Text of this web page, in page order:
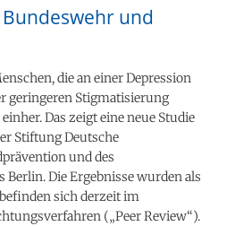
und
die an einer Depression
geringeren Stigmatisierung
Das zeigt eine neue Studie
Stiftung Deutsche
und des
Die Ergebnisse wurden als
sich derzeit im
(„Peer Review“).